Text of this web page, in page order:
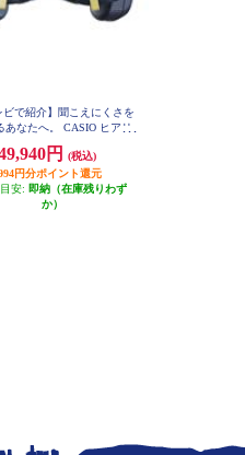
ビで紹介】聞こえにくさを
あなたへ。 CASIO ヒアリ
ラック/イヤーカフ型/OTC
器/Bluetooth5.4対応/イヤホ
付き/ハウリング抑制/音漏
ャンセル] ER-100PT-NB
円
(税込)
円分ポイント還元
安: 即納（在庫残りわず
か）